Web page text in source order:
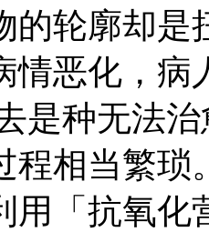
的轮廓却是
情恶化，病
种无法治
程相当繁琐
用「抗氧化